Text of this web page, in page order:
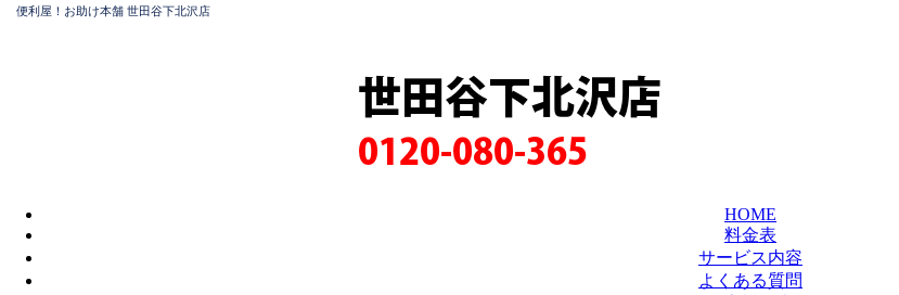
便利屋！お助け本舗 世田谷下北沢店
世田谷下北沢店
0120-080-365
HOME
料金表
サービス内容
よくある質問